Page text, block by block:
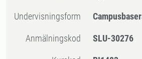
Undervisningsform
Anmälningskod SLU-30276